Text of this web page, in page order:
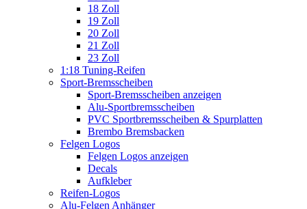
18 Zoll
19 Zoll
20 Zoll
21 Zoll
23 Zoll
1:18 Tuning-Reifen
Sport-Bremsscheiben
Sport-Bremsscheiben anzeigen
Alu-Sportbremsscheiben
PVC Sportbremsscheiben & Spurplatten
Brembo Bremsbacken
Felgen Logos
Felgen Logos anzeigen
Decals
Aufkleber
Reifen-Logos
Alu-Felgen Anhänger